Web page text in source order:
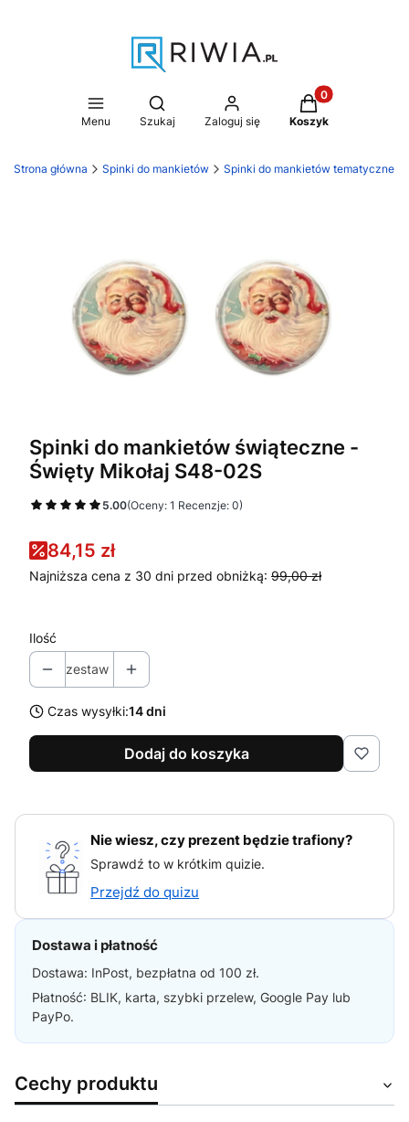
Menu
Otwórz wyszukiwarkę
Szukaj Zaloguj się
Produkty w
Koszyk
Strona główna Spinki do mankietów Spinki do mankietów tematyczne
Spinki do mankietów świąteczne -
Święty Mikołaj S48-02S
5.00(Oceny: 1 Recenzje: 0)
84,15 zł
Najniższa cena z 30 dni przed obniżką: 99,00 zł
Ilość
zestaw
Czas wysyłki:14 dni
Dodaj do koszyka
Nie wiesz, czy prezent będzie trafiony?
Sprawdź to w krótkim quizie.
Przejdź do quizu
Dostawa i płatność
Dostawa: InPost, bezpłatna od 100 zł.
Płatność: BLIK, karta, szybki przelew, Google Pay lub
PayPo.
Cechy produktu